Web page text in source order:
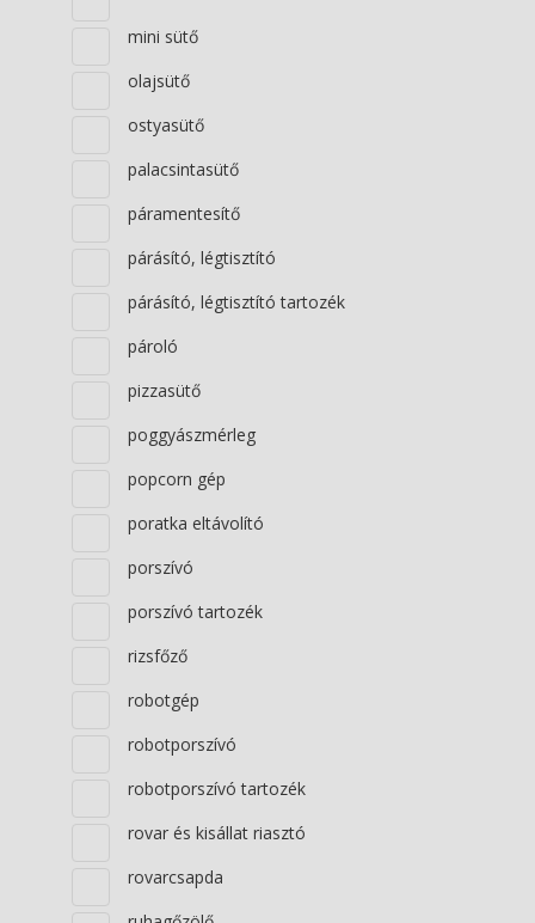
mini sütő
olajsütő
ostyasütő
palacsintasütő
páramentesítő
párásító, légtisztító
párásító, légtisztító tartozék
pároló
pizzasütő
poggyászmérleg
popcorn gép
poratka eltávolító
porszívó
porszívó tartozék
rizsfőző
robotgép
robotporszívó
robotporszívó tartozék
rovar és kisállat riasztó
rovarcsapda